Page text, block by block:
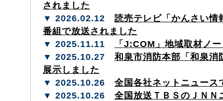
されました
▼ 2026.02.12 読売テレビ「かんさい
番組で放送されました
▼ 2025.11.11
「J:COM」地域取材ノ
▼ 2025.10.27 和泉市消防本部「和泉消
展示しました
▼ 2025.10.26 全国各社ネットニュース
▼ 2025.10.26 全国放送ＴＢＳのＪＮＮ